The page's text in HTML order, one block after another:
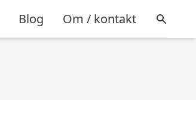
Blog Om / kontakt